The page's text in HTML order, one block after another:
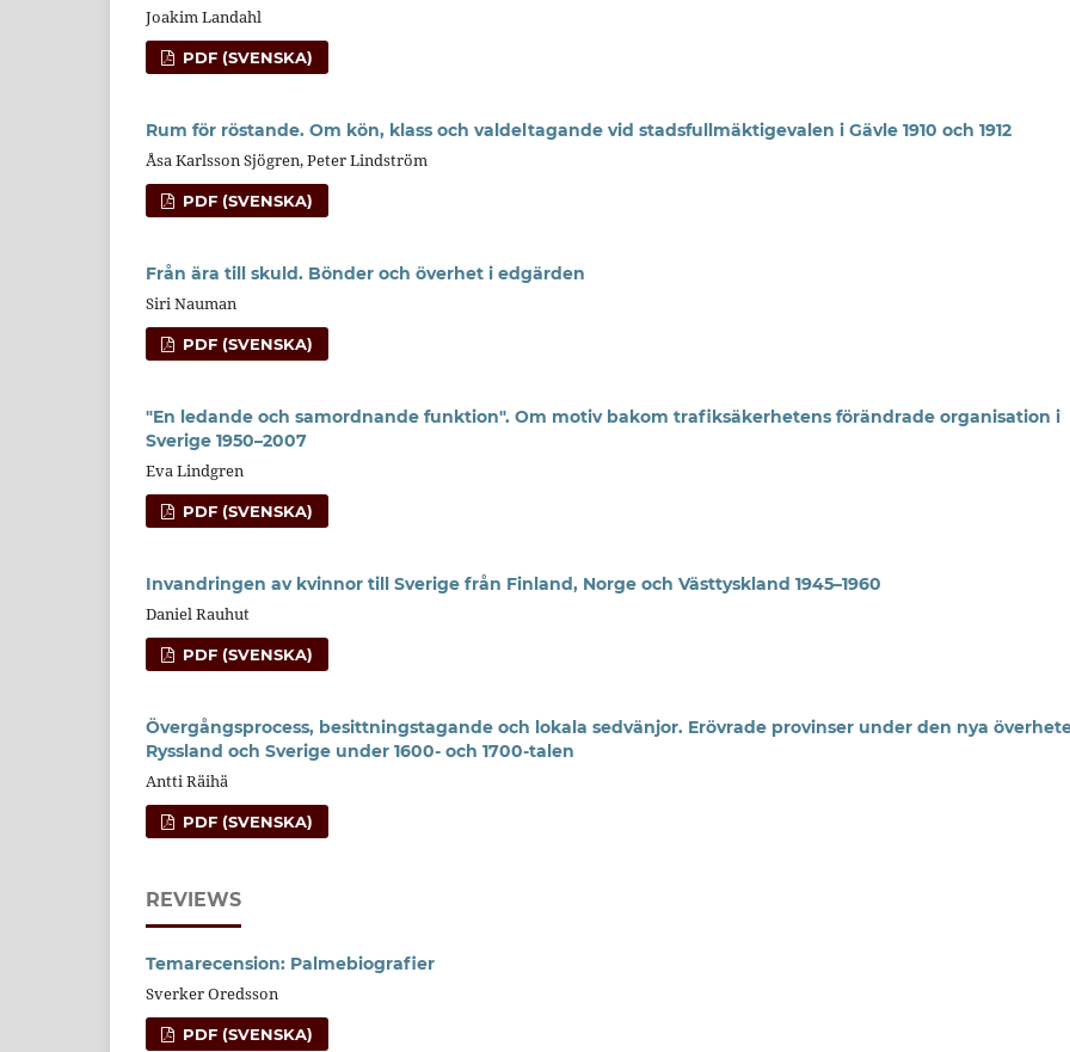
Joakim Landahl
PDF (SVENSKA)
Rum för röstande. Om kön, klass och valdeltagande vid stadsfullmäktigevalen i Gävle 1910 och 1912
Åsa Karlsson Sjögren, Peter Lindström
PDF (SVENSKA)
Från ära till skuld. Bönder och överhet i edgärden
Siri Nauman
PDF (SVENSKA)
"En ledande och samordnande funktion". Om motiv bakom trafiksäkerhetens förändrade organisation i
Sverige 1950–2007
Eva Lindgren
PDF (SVENSKA)
Invandringen av kvinnor till Sverige från Finland, Norge och Västtyskland 1945–1960
Daniel Rauhut
PDF (SVENSKA)
Övergångsprocess, besittningstagande och lokala sedvänjor. Erövrade provinser under den nya
Ryssland och Sverige under 1600- och 1700-talen
Antti Räihä
PDF (SVENSKA)
REVIEWS
Temarecension: Palmebiografier
Sverker Oredsson
PDF (SVENSKA)